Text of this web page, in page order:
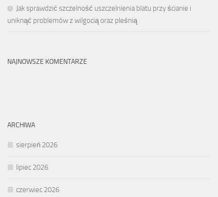
Jak sprawdzić szczelność uszczelnienia blatu przy ścianie i
uniknąć problemów z wilgocią oraz pleśnią
NAJNOWSZE KOMENTARZE
ARCHIWA
sierpień 2026
lipiec 2026
czerwiec 2026